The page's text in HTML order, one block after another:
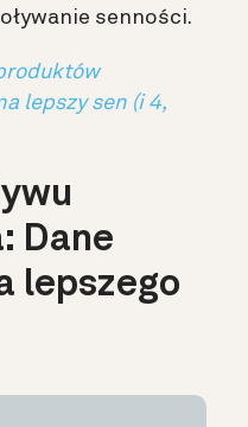
senności.
lepszy sen (i 4,
Dane
lepszego